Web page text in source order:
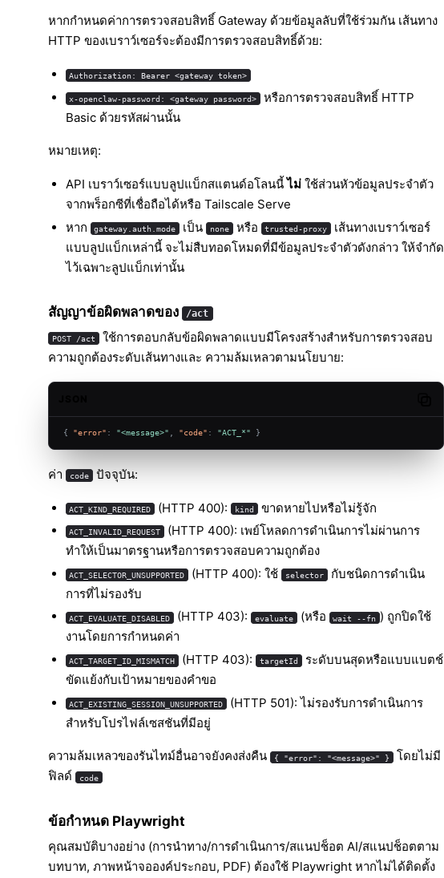
หากกำหนดค่าการตรวจสอบสิทธิ์ Gateway ด้วยข้อมูลลับที่ใช้ร่วมกัน เส้นทาง
HTTP ของเบราว์เซอร์จะต้องมีการตรวจสอบสิทธิ์ด้วย:
Authorization: Bearer <gateway token>
x-openclaw-password: <gateway password>
หรือการตรวจสอบสิทธิ์ HTTP
Basic ด้วยรหัสผ่านนั้น
หมายเหตุ:
API เบราว์เซอร์แบบลูปแบ็กสแตนด์อโลนนี้ไม่ใช้ส่วนหัวข้อมูลประจำตัว
จากพร็อกซีที่เชื่อถือได้หรือ Tailscale Serve
หาก
gateway.auth.mode เป็น none หรือ trusted-proxy
เส้นทางเบราว์เซอร์
แบบลูปแบ็กเหล่านี้ จะไม่สืบทอดโหมดที่มีข้อมูลประจำตัวดังกล่าว ให้จำกัด
ไว้เฉพาะลูปแบ็กเท่านั้น
สัญญาข้อผิดพลาดของ /act
POST /act ใช้การตอบกลับข้อผิดพลาดแบบมีโครงสร้างสำหรับการตรวจสอบ
ความถูกต้องระดับเส้นทางและ ความล้มเหลวตามนโยบาย:
{ "error" : "<message>" "code" : "ACT_*" }
ค่า code ปัจจุบัน:
ACT_KIND_REQUIRED (HTTP 400): kind ขาดหายไปหรือไม่รู้จัก
ACT_INVALID_REQUEST
(HTTP 400): เพย์โหลดการดำเนินการไม่ผ่านการ
ทำให้เป็นมาตรฐานหรือการตรวจสอบความถูกต้อง
ACT_SELECTOR_UNSUPPORTED (HTTP 400): ใช้ selector กับชนิดการดำเนิน
การที่ไม่รองรับ
ACT_EVALUATE_DISABLED (HTTP 403): evaluate (หรือ wait --fn ) ถูกปิดใช้
งานโดยการกำหนดค่า
ACT_TARGET_ID_MISMATCH (HTTP 403): targetId ระดับบนสุดหรือแบบแบตช์
ขัดแย้งกับเป้าหมายของคำขอ
ACT_EXISTING_SESSION_UNSUPPORTED
(HTTP 501): ไม่รองรับการดำเนินการ
สำหรับโปรไฟล์เซสชันที่มีอยู่
ความล้มเหลวของรันไทม์อื่นอาจยังคงส่งคืน { "error": "<message>" } โดยไม่มี
ฟิลด์
code
ข้อกำหนด Playwright
คุณสมบัติบางอย่าง (การนำทาง/การดำเนินการ/สแนปช็อต AI/สแนปช็อตตาม
บทบาท, ภาพหน้าจอองค์ประกอบ, PDF) ต้องใช้ Playwright หากไม่ได้ติดตั้ง